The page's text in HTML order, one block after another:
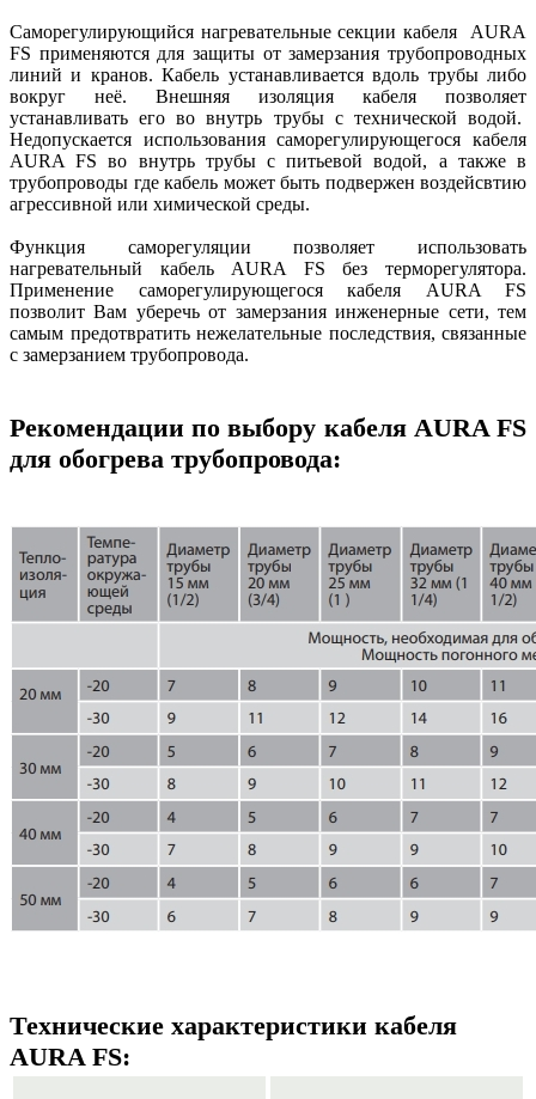
Саморегулирующийся нагревательные секции кабеля AURA
FS применяются для защиты от замерзания трубопроводных
линий и кранов. Кабель устанавливается вдоль трубы либо
вокруг неё. Внешняя изоляция кабеля позволяет
устанавливать его во внутрь трубы с технической водой.
Недопускается использования саморегулирующегося кабеля
AURA FS во внутрь трубы с питьевой водой, а также в
трубопроводы где кабель может быть подвержен воздейсвтию
агрессивной или химической среды.
Функция саморегуляции позволяет использовать
нагревательный кабель AURA FS без терморегулятора.
Применение саморегулирующегося кабеля AURA FS
позволит Вам уберечь от замерзания инженерные сети, тем
самым предотвратить нежелательные последствия, связанные
с замерзанием трубопровода.
Рекомендации по выбору кабеля AURA FS
для обогрева трубопровода:
Технические характеристики кабеля
AURA FS: